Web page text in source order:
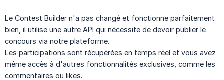
Le Contest Builder n'a pas changé et fonctionne parfaitement
bien, il utilise une autre API qui nécessite de devoir publier le
concours via notre plateforme.
Les participations sont récupérées en temps réel et vous avez
même accès à d'autres fonctionnalités exclusives, comme les
commentaires ou likes.